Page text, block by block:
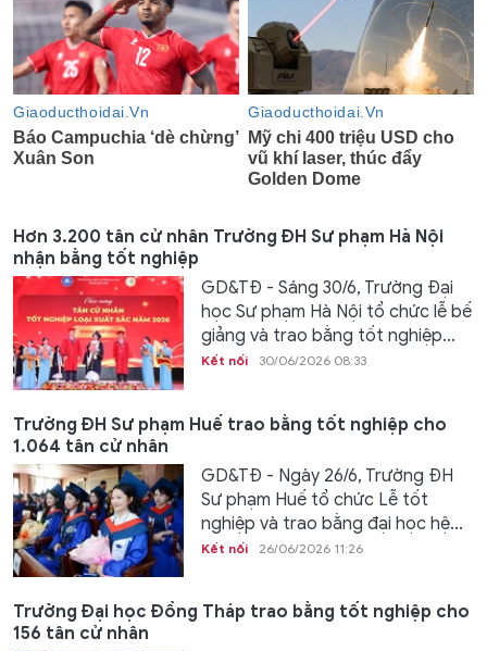
Hơn 3.200 tân cử nhân Trường ĐH Sư phạm Hà Nội
nhận bằng tốt nghiệp
GD&TĐ - Sáng 30/6, Trường Đại
học Sư phạm Hà Nội tổ chức lễ bế
giảng và trao bằng tốt nghiệp...
Kết nối 30/06/2026 08:33
Trường ĐH Sư phạm Huế trao bằng tốt nghiệp cho
1.064 tân cử nhân
GD&TĐ - Ngày 26/6, Trường ĐH
Sư phạm Huế tổ chức Lễ tốt
nghiệp và trao bằng đại học hệ...
Kết nối 26/06/2026 11:26
Trường Đại học Đồng Tháp trao bằng tốt nghiệp cho
156 tân cử nhân